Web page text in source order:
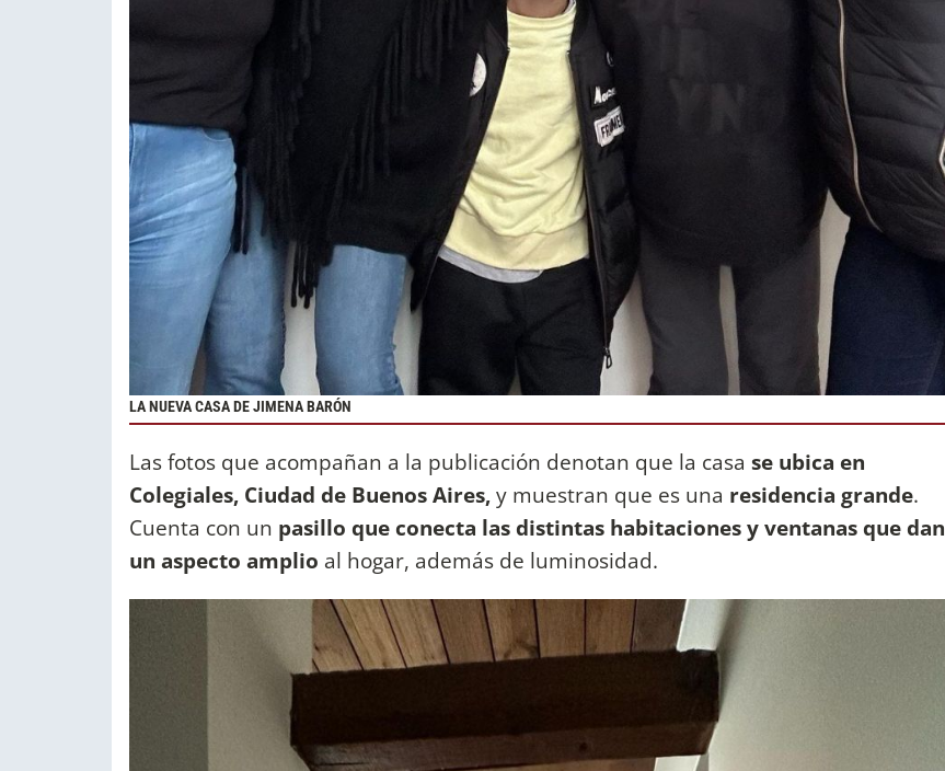
LA NUEVA CASA DE JIMENA BARÓN
Las fotos que acompañan a la publicación denotan que la casa se ubica en
Colegiales, Ciudad de Buenos Aires,y muestran que es una residencia grande.
Cuenta con un pasillo que conecta las distintas habitaciones y ventanas que dan
un aspecto amplio al hogar, además de luminosidad.